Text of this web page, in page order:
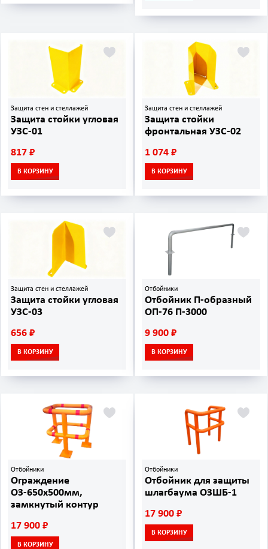
Защита стен и стеллажей
Защита стойки угловая
УЗС-01
817 ₽
В КОРЗИНУ
Защита стен и стеллажей
Защита стойки
фронтальная УЗС-02
1 074 ₽
В КОРЗИНУ
Защита стен и стеллажей
Защита стойки угловая
УЗС-03
656 ₽
В КОРЗИНУ
Отбойники
Отбойник П-образный
ОП-76 П-3000
9 900 ₽
В КОРЗИНУ
Отбойники
Ограждение
ОЗ-650х500мм,
замкнутый контур
17 900 ₽
В КОРЗИНУ
Отбойники
Отбойник для защиты
шлагбаума ОЗШБ-1
17 900 ₽
В КОРЗИНУ